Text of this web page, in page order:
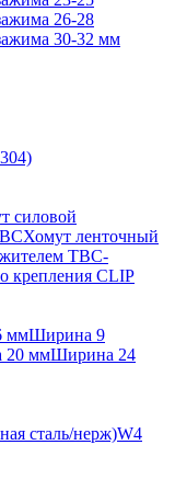
26-28
30-32 мм
силовой
Хомут ленточный
TBC-
крепления CLIP
ммШирина 9
20 ммШирина 24
сталь/нерж)W4